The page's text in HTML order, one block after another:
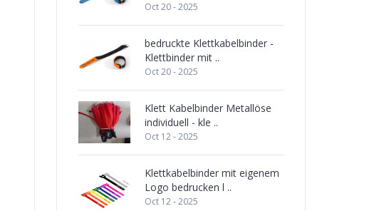
Oct 20 - 2025
bedruckte Klettkabelbinder -
Klettbinder mit ..
Oct 20 - 2025
Klett Kabelbinder Metallöse
individuell - kle ..
Oct 12 - 2025
Klettkabelbinder mit eigenem
Logo bedrucken l ..
Oct 12 - 2025